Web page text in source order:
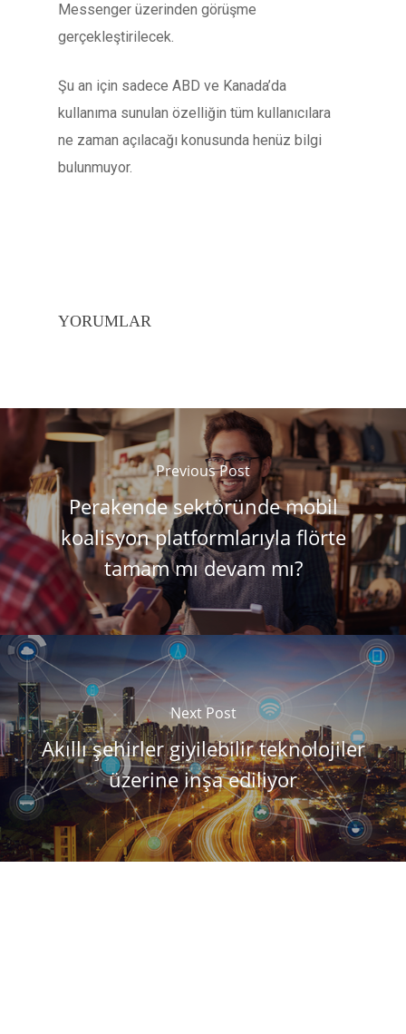
Messenger üzerinden görüşme
gerçekleştirilecek.
Şu an için sadece ABD ve Kanada’da
kullanıma sunulan özelliğin tüm kullanıcılara
ne zaman açılacağı konusunda henüz bilgi
bulunmuyor.
YORUMLAR
Previous Post
Perakende sektöründe mobil
koalisyon platformlarıyla flörte
tamam mı devam mı?
Next Post
Akıllı şehirler giyilebilir teknolojiler
üzerine inşa ediliyor